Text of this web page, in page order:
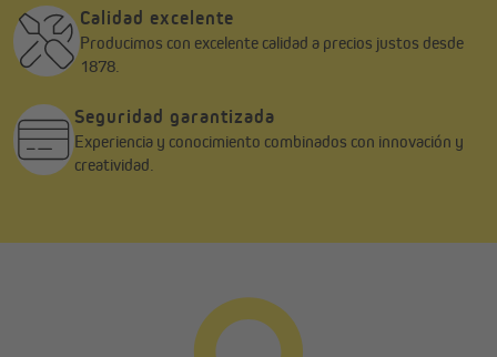
Calidad excelente
Producimos con excelente calidad a precios justos desde
1878.
Seguridad garantizada
Experiencia y conocimiento combinados con innovación y
creatividad.